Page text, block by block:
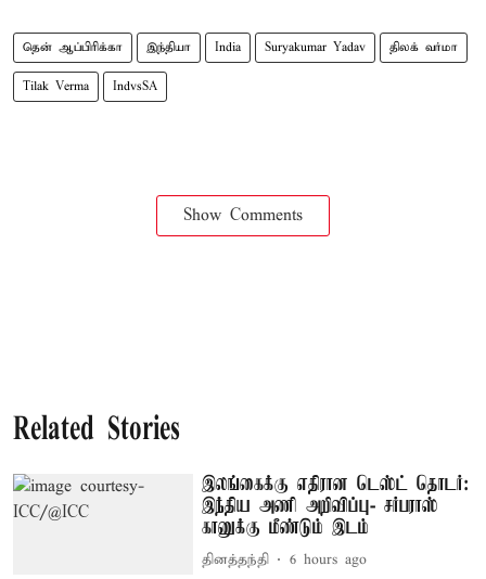
தென் ஆப்பிரிக்கா இந்தியா India Suryakumar Yadav திலக் வர்மா
Tilak Verma IndvsSA
Show Comments
Related Stories
இலங்கைக்கு எதிரான டெஸ்ட் தொடர்:
இந்திய அணி அறிவிப்பு- சர்பராஸ்
கானுக்கு மீண்டும் இடம்
தினத்தந்தி 6 hours ago